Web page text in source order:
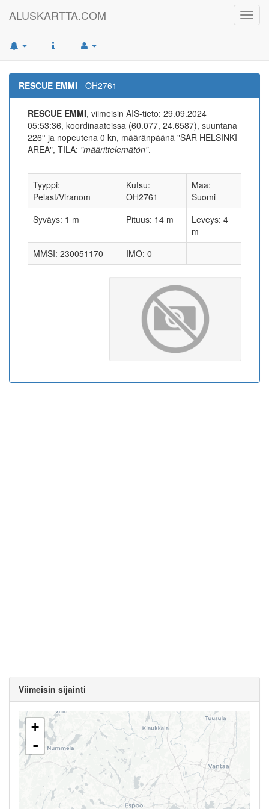
ALUSKARTTA.COM
RESCUE EMMI - OH2761
RESCUE EMMI, viimeisin AIS-tieto: 29.09.2024
05:53:36, koordinaateissa (60.077, 24.6587), suuntana
226° ja nopeutena 0 kn, määränpäänä "SAR HELSINKI
AREA", TILA: "määrittelemätön".
Tyyppi:
Pelast/Viranom
Kutsu:
OH2761
Maa:
Suomi
Syväys: 1 m
Pituus: 14 m
Leveys: 4
m
MMSI: 230051170
IMO: 0
Viimeisin sijainti
+
-